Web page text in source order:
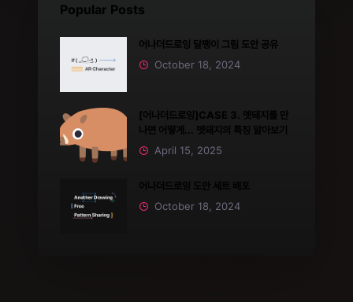
Popular Posts
어나더드로잉 달팽이 그림 도안 공유
October 18, 2024
[어나더드로잉]CASE 3. 멧돼지를 만
나면 어떻게... 멧돼지의 특징 알아보기
April 15, 2025
어나더드로잉 도안 세트 배포
October 18, 2024